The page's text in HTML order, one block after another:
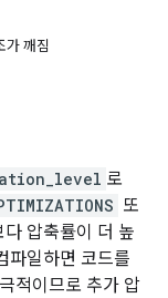
가 깨짐
로
또
압축률이 더 높
파일하면 코드를
적이므로 추가 압